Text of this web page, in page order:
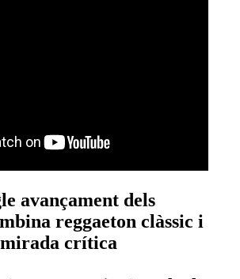
avançament dels
reggaeton clàssic i
crítica